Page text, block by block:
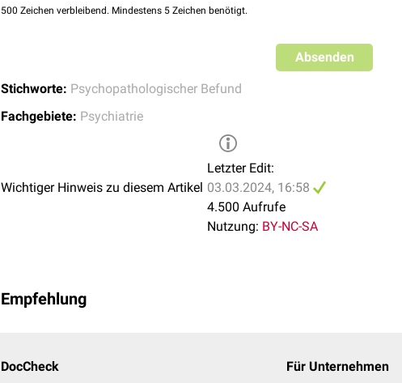
500 Zeichen verbleibend. Mindestens 5 Zeichen benötigt.
Absenden
Stichworte: Psychopathologischer Befund
Fachgebiete: Psychiatrie
Wichtiger Hinweis zu diesem Artikel
Letzter Edit:
03.03.2024, 16:58
4.500 Aufrufe
Nutzung: BY-NC-SA
Empfehlung
DocCheck Für Unternehmen